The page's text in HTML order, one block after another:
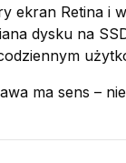
ekran Retina i
dysku na
ma sens –